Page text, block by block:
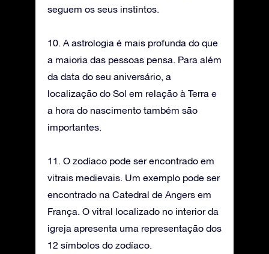
seguem os seus instintos.
10. A astrologia é mais profunda do que
a maioria das pessoas pensa. Para além
da data do seu aniversário, a
localização do Sol em relação à Terra e
a hora do nascimento também são
importantes.
11. O zodíaco pode ser encontrado em
vitrais medievais. Um exemplo pode ser
encontrado na Catedral de Angers em
França. O vitral localizado no interior da
igreja apresenta uma representação dos
12 símbolos do zodíaco.